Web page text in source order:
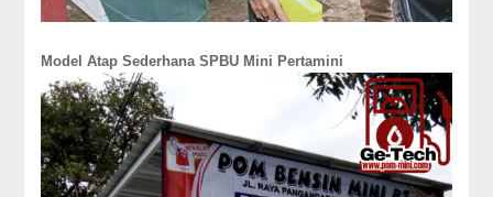
Model Atap Sederhana SPBU Mini Pertamini